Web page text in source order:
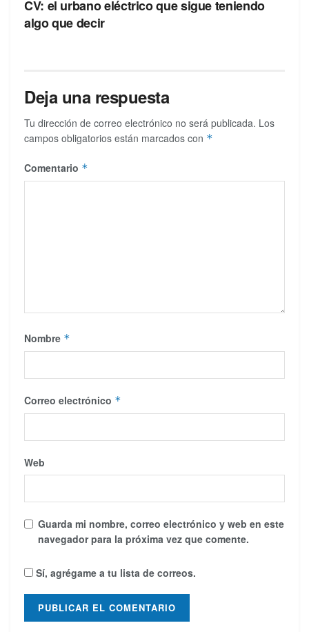
CV: el urbano eléctrico que sigue teniendo
algo que decir
Deja una respuesta
Tu dirección de correo electrónico no será publicada. Los
campos obligatorios están marcados con *
Comentario *
Nombre *
Correo electrónico *
Web
Guarda mi nombre, correo electrónico y web en este
navegador para la próxima vez que comente.
Sí, agrégame a tu lista de correos.